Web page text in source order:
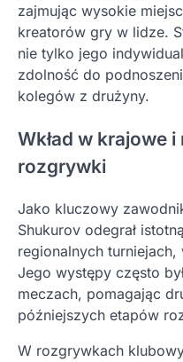
zajmując wysokie
kreatorów gry w lidze.
nie tylko jego
zdolność do
kolegów z drużyny.
Wkład w krajowe
rozgrywki
Jako kluczowy
Shukurov odegrał
regionalnych
Jego występy często
meczach, pomagając
późniejszych etapów
W rozgrywkach